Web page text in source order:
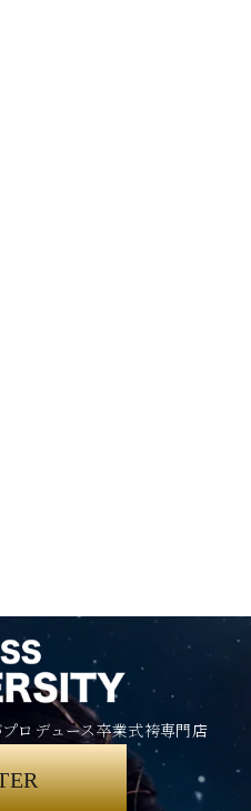
ロデュース卒業式袴専門店